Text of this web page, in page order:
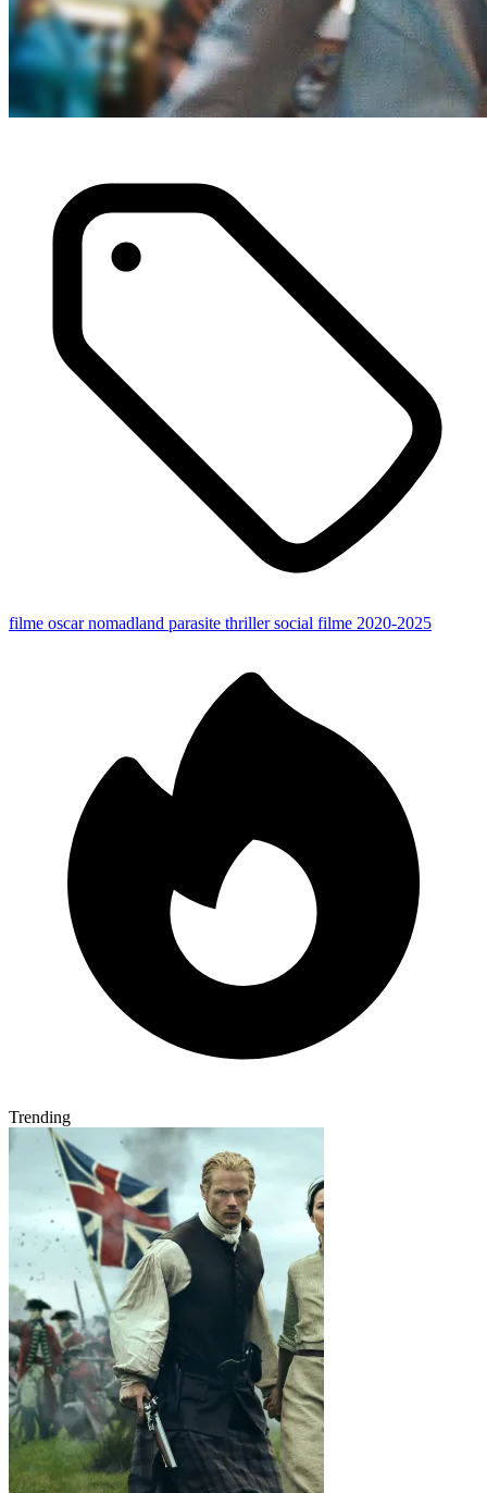
filme oscarnomadland parasite thriller social filme 2020-2025
Trending